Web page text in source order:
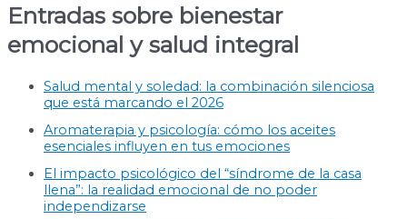
Entradas sobre bienestar
emocional y salud integral
Salud mental y soledad: la combinación silenciosa
que está marcando el 2026
Aromaterapia y psicología: cómo los aceites
esenciales influyen en tus emociones
El impacto psicológico del “síndrome de la casa
llena”: la realidad emocional de no poder
independizarse